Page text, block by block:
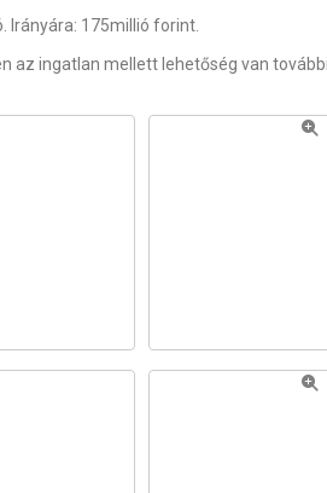
Irányára: 175millió forint.
az ingatlan mellett lehetőség van